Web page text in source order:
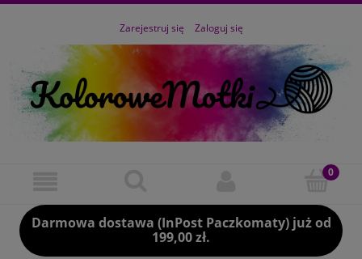
Zarejestruj się Zaloguj się
Darmowa dostawa (InPost Paczkomaty) już od
199,00 zł.